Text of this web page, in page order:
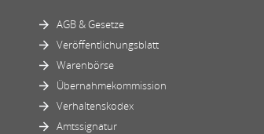
AGB & Gesetze
Veröffentlichungsblatt
Warenbörse
Übernahmekommission
Verhaltenskodex
Amtssignatur